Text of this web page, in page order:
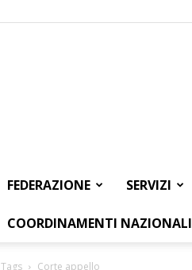
FEDERAZIONE SERVIZI
COORDINAMENTI NAZIONALI
Tags Corte appello